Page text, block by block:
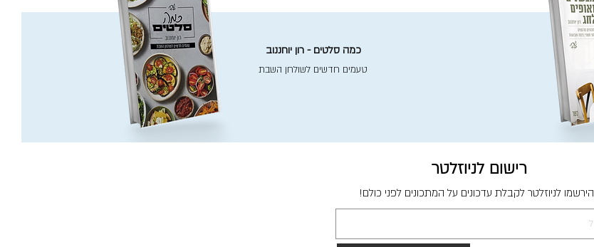
כמה סלטים - רון יוחננוב
טעמים חדשים לשולחן השבת
רישום לניוזלטר
הירשמו לניוזלטר לקבלת עדכונים על המתכונים לפני כולם!